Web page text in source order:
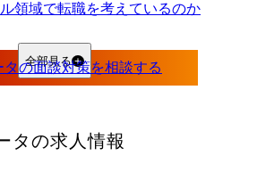
領域で転職を考えているのか
や顧客折衝で発揮できる強み
と応募ポジションを整理する
全部見る
タの求人情報